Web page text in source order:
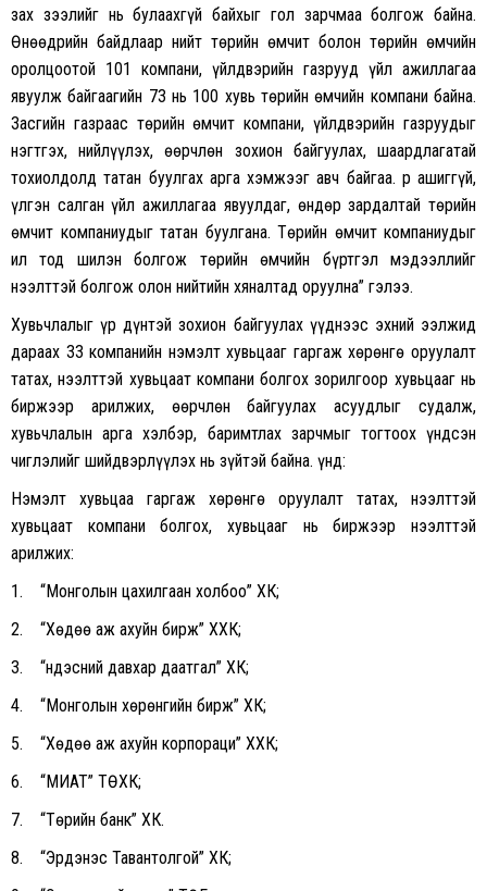
зах зээлийг нь булаахгүй байхыг гол зарчмаа болгож байна.
Өнөөдрийн байдлаар нийт төрийн өмчит болон төрийн өмчийн
оролцоотой 101 компани, үйлдвэрийн газрууд үйл ажиллагаа
явуулж байгаагийн 73 нь 100 хувь төрийн өмчийн компани байна.
Засгийн газраас төрийн өмчит компани, үйлдвэрийн газруудыг
нэгтгэх, нийлүүлэх, өөрчлөн зохион байгуулах, шаардлагатай
тохиолдолд татан буулгах арга хэмжээг авч байгаа. Үр ашиггүй,
үлгэн салган үйл ажиллагаа явуулдаг, өндөр зардалтай төрийн
өмчит компаниудыг татан буулгана. Төрийн өмчит компаниудыг
ил тод шилэн болгож төрийн өмчийн бүртгэл мэдээллийг
нээлттэй болгож олон нийтийн хяналтад оруулна” гэлээ.
Хувьчлалыг үр дүнтэй зохион байгуулах үүднээс эхний ээлжид
дараах 33 компанийн нэмэлт хувьцааг гаргаж хөрөнгө оруулалт
татах, нээлттэй хувьцаат компани болгох зорилгоор хувьцааг нь
биржээр арилжих, өөрчлөн байгуулах асуудлыг судалж,
хувьчлалын арга хэлбэр, баримтлах зарчмыг тогтоох үндсэн
чиглэлийг шийдвэрлүүлэх нь зүйтэй байна. Үүнд:
Нэмэлт хувьцаа гаргаж хөрөнгө оруулалт татах, нээлттэй
хувьцаат компани болгох, хувьцааг нь биржээр нээлттэй
арилжих:
1. “Монголын цахилгаан холбоо” ХК;
2. “Хөдөө аж ахуйн бирж” ХХК;
3. “Үндэсний давхар даатгал” ХК;
4. “Монголын хөрөнгийн бирж” ХК;
5. “Хөдөө аж ахуйн корпораци” ХХК;
6. “МИАТ” ТӨХК;
7. “Төрийн банк” ХК.
8. “Эрдэнэс Тавантолгой” ХК;